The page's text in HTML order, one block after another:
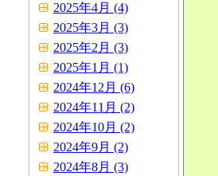
2025年4月 (4)
2025年3月 (3)
2025年2月 (3)
2025年1月 (1)
2024年12月 (6)
2024年11月 (2)
2024年10月 (2)
2024年9月 (2)
2024年8月 (3)